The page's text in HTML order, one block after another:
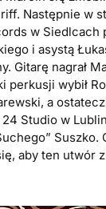
Następnie w
w Siedlcach
i asystą
Gitarę nagrał
perkusji wybił
a
24 Studio w
Suszko.
aby ten utwór